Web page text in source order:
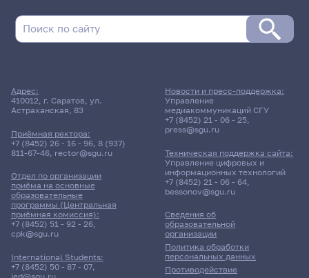
Адрес:
410012, г. Саратов, ул.
Астраханская, 83
Приёмная ректора:
+7 (8452) 26 - 16 - 96, 8 (937)
811-67-46, rector@sgu.ru
Отдел по организации
приёма на основные
образовательные
программы (Центральная
приёмная комиссия):
+7 (8452) 51 - 92 - 26,
cpk@sgu.ru
International Students:
+7 (8452) 50 - 87 - 07,
Сведения об
образовательной
организации
Политика обработки
персональных данных
Противодействие
Новости и пресс-поддержка:
Управление
медиакоммуникаций СГУ
+7 (8452) 21 - 06 - 25,
press@sgu.ru
Техническая поддержка сайта:
Управление цифровых и
информационных технологий
+7 (8452) 21 - 06 - 64,
bessonov@sgu.ru